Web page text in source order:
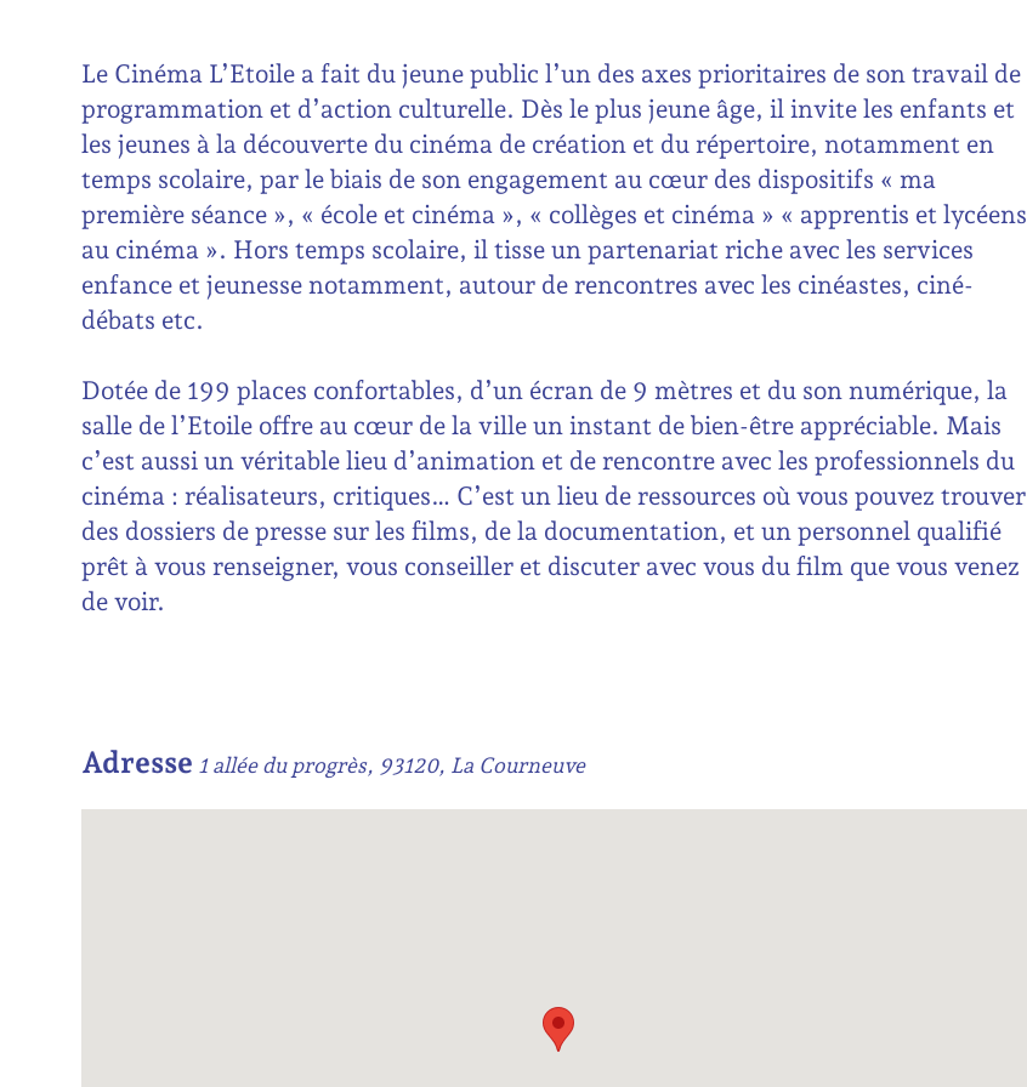
Le Cinéma L’Etoile a fait du jeune public l’un des axes prioritaires de son travail de
programmation et d’action culturelle. Dès le plus jeune âge, il invite les enfants et
les jeunes à la découverte du cinéma de création et du répertoire, notamment en
temps scolaire, par le biais de son engagement au cœur des dispositifs « ma
première séance », « école et cinéma », « collèges et cinéma » « apprentis et lycéens
au cinéma ». Hors temps scolaire, il tisse un partenariat riche avec les services
enfance et jeunesse notamment, autour de rencontres avec les cinéastes, ciné-
débats etc.
Dotée de 199 places confortables, d’un écran de 9 mètres et du son numérique, la
salle de l’Etoile offre au cœur de la ville un instant de bien-être appréciable. Mais
c’est aussi un véritable lieu d’animation et de rencontre avec les professionnels du
cinéma : réalisateurs, critiques… C’est un lieu de ressources où vous pouvez trouver
des dossiers de presse sur les films, de la documentation, et un personnel qualifié
prêt à vous renseigner, vous conseiller et discuter avec vous du film que vous venez
de voir.
Adresse 1 allée du progrès, 93120, La Courneuve